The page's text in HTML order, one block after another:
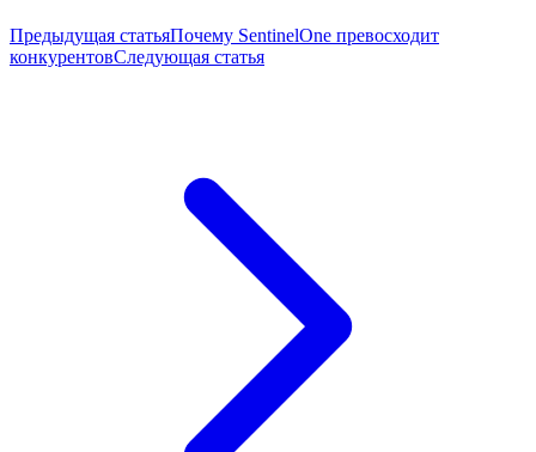
Предыдущая статьяПочему SentinelOne превосходит
конкурентовСледующая статья